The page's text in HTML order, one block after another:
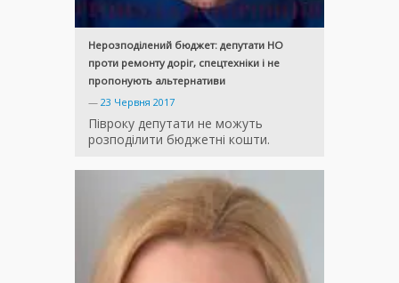
Нерозподілений бюджет: депутати НО
проти ремонту доріг, спецтехніки і не
пропонують альтернативи
— 23 Червня 2017
Півроку депутати не можуть
розподілити бюджетні кошти.